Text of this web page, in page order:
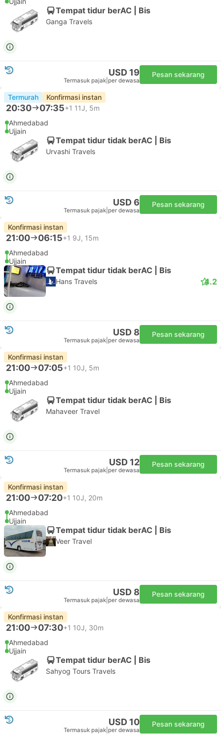
Tempat tidur berAC | Bis
Ganga Travels
USD 19
Termasuk pajak per dewasa
Pesan sekarang
Termurah Konfirmasi instan
20:30 07:35+1 11J, 5m
Ahmedabad
Ujjain
Tempat tidur tidak berAC | Bis
Urvashi Travels
USD 6
Termasuk pajak per dewasa
Pesan sekarang
Konfirmasi instan
21:00 06:15+1 9J, 15m
Ahmedabad
Ujjain
Tempat tidur tidak berAC | Bis
Hans Travels 4.2
USD 8
Termasuk pajak per dewasa
Pesan sekarang
Konfirmasi instan
21:00 07:05+1 10J, 5m
Ahmedabad
Ujjain
Tempat tidur tidak berAC | Bis
Mahaveer Travel
USD 12
Termasuk pajak per dewasa
Pesan sekarang
Konfirmasi instan
21:00 07:20+1 10J, 20m
Ahmedabad
Ujjain
Tempat tidur tidak berAC | Bis
Veer Travel
USD 8
Termasuk pajak per dewasa
Pesan sekarang
Konfirmasi instan
21:00 07:30+1 10J, 30m
Ahmedabad
Ujjain
Tempat tidur berAC | Bis
Sahyog Tours Travels
USD 10
Termasuk pajak per dewasa
Pesan sekarang